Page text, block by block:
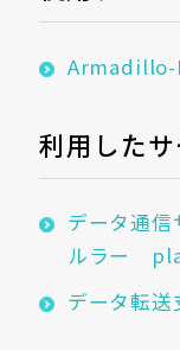
Armadillo-
利用した
データ通
ルラー
データ転